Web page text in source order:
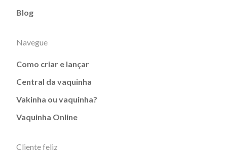
Blog
Navegue
Como criar e lançar
Central da vaquinha
Vakinha ou vaquinha?
Vaquinha Online
Cliente feliz